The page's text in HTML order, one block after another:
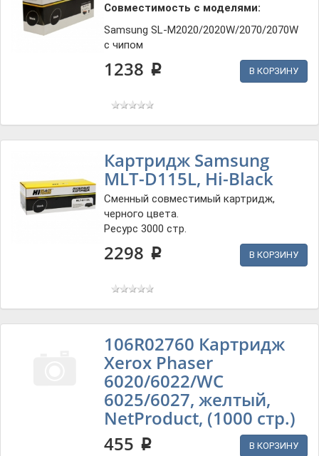
Совместимость с моделями:
Samsung SL-M2020/2020W/2070/2070W
с чипом
1238 p В КОРЗИНУ
Картридж Samsung
MLT-D115L, Hi-Black
Сменный совместимый картридж,
черного цвета.
Ресурс 3000 стр.
2298 p В КОРЗИНУ
106R02760 Картридж
Xerox Phaser
6020/6022/WC
6025/6027, желтый,
NetProduct, (1000 стр.)
455 p В КОРЗИНУ